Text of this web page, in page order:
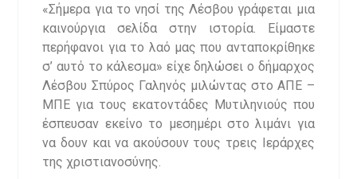
«Σήμερα για το νησί της Λέσβου γράφεται μια
καινούργια σελίδα στην ιστορία. Είμαστε
περήφανοι για το λαό μας που ανταποκρίθηκε
σ’ αυτό το κάλεσμα» είχε δηλώσει ο δήμαρχος
Λέσβου Σπύρος Γαληνός μιλώντας στο ΑΠΕ –
ΜΠΕ για τους εκατοντάδες Μυτιληνιούς που
έσπευσαν εκείνο το μεσημέρι στο λιμάνι για
να δουν και να ακούσουν τους τρεις Ιεράρχες
της χριστιανοσύνης.